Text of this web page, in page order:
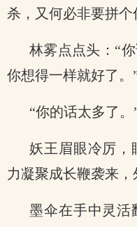
杀，又何必非要拼个
林雾点点头：“
你想得一样就好了。
“你的话太多了。
妖王眉眼冷厉，
力凝聚成长鞭袭来，
墨伞在手中灵活